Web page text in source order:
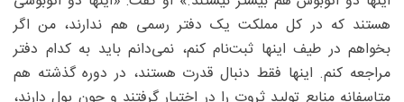
هستند که در کل مملکت یک دفتر رسمی هم ندارند، من اگر
بخواهم در طیف اینها ثبت‌نام کنم، نمی‌دانم باید به کدام دفتر
مراجعه کنم. اینها فقط دنبال قدرت هستند، در دوره گذشته هم